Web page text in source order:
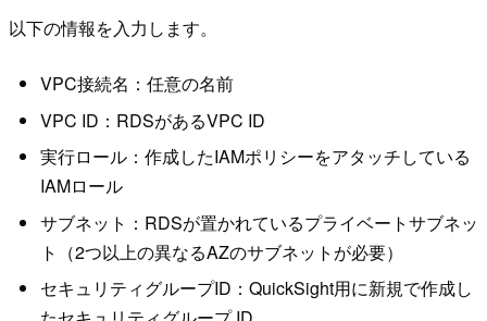
以下の情報を入力します。
VPC接続名：任意の名前
VPC ID：RDSがあるVPC ID
実行ロール：作成したIAMポリシーをアタッチしている
IAMロール
サブネット：RDSが置かれているプライベートサブネッ
ト（2つ以上の異なるAZのサブネットが必要）
セキュリティグループID：QuickSight用に新規で作成し